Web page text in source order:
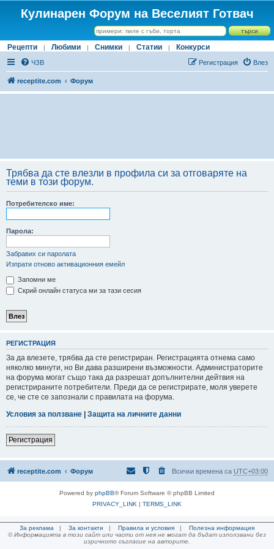
Кулинарен Форум на Веселият Готвач
Рецепти | Любими | Снимки | Статии | Конкурси
ЧЗВ Влез
Регистрация
receptite.com Форум
Трябва да сте влезли в профила си за отговаряте на
теми в този форум.
Потребителско име:
Парола:
Забравих си паролата
Изпрати отново активационния емейл
Запомни ме
Скрий онлайн статуса ми за тази сесия
РЕГИСТРАЦИЯ
За да влезете, трябва да сте регистриран. Регистрацията отнема само
няколко минути, но Ви дава разширени възможности. Администраторите
на форума могат също така да разрешат допълнителни дейтвия на
регистрираните потребители. Преди да се регистрирате, моля уверете
се, че сте се запознали с правилата на форума.
Условия за ползване | Защита на личните данни
Регистрация
receptite.com Форум Всички времена са UTC+03:00
Powered by phpBB® Forum Software © phpBB Limited
PRIVACY_LINK | TERMS_LINK
За реклама | За контакти | Правила и условия | Полезна информация
© Информацията в този сайт или части от нея не могат да бъдат използвани без
изричното съгласие на авторите.